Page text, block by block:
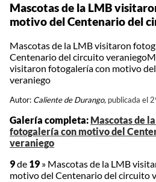
Mascotas de la LMB
motivo del Centenario del
Mascotas de la LMB visitaron
Centenario del circuito
visitaron fotogalería con motivo
veraniego
Autor: Caliente de Durango, publicada el
Galería completa: Mascotas de
fotogalería con motivo del
veraniego
9de 19 » Mascotas de la LMB
motivo del Centenario del circuito